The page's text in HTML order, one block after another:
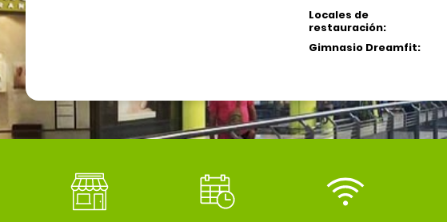
Locales de
restauración:
Gimnasio Dreamfit: